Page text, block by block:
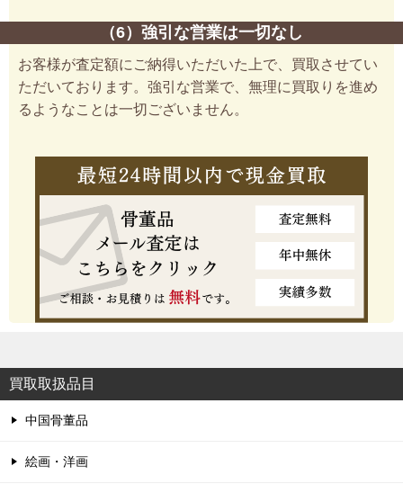
（6）強引な営業は一切なし
お客様が査定額にご納得いただいた上で、買取させてい
ただいております。強引な営業で、無理に買取りを進め
るようなことは一切ございません。
買取取扱品目
中国骨董品
絵画・洋画